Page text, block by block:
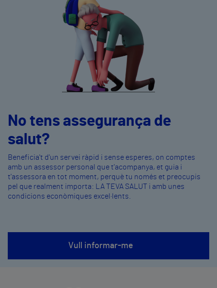
No tens assegurança de
salut?
Beneficia't d'un servei ràpid i sense esperes, on comptes
amb un assessor personal que t'acompanya, et guia i
t'assessora en tot moment, perquè tu només et preocupis
pel que realment importa: LA TEVA SALUT i amb unes
condicions econòmiques excel·lents.
Vull informar-me